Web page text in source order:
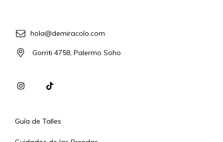
hola@demiracolo.com
Gorriti 4758, Palermo Soho
Guía de Talles